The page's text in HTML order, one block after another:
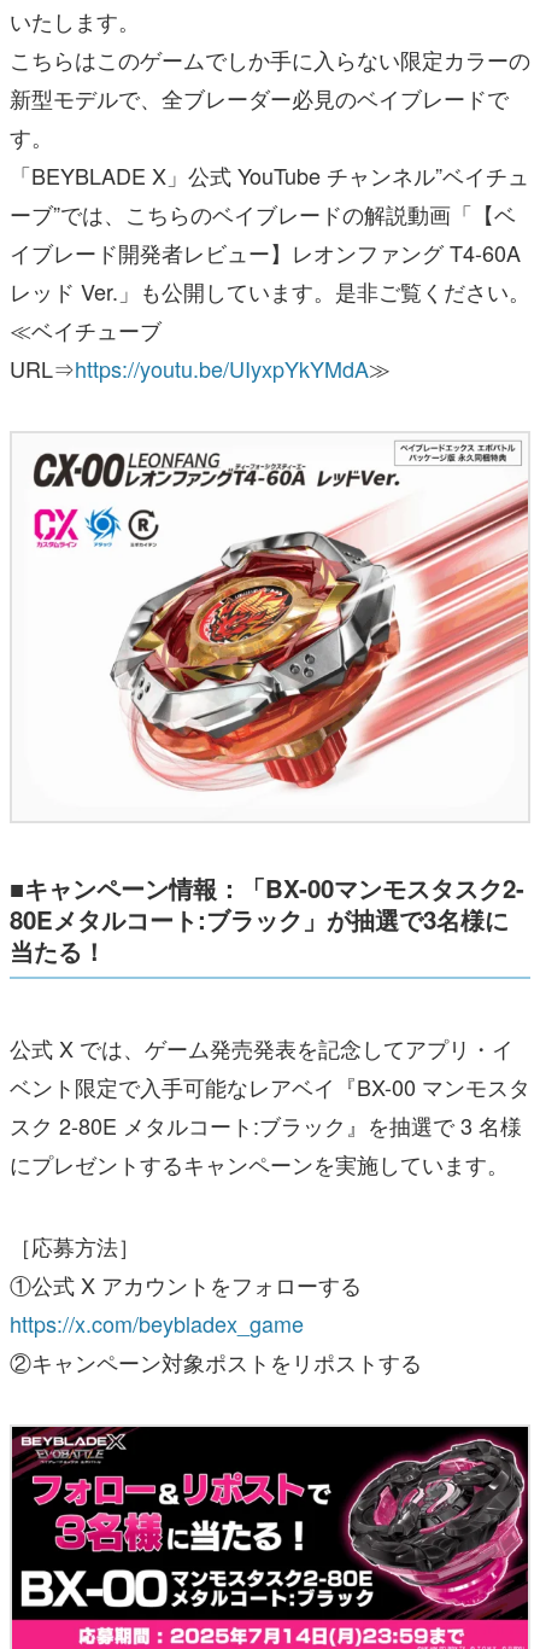
いたします。
こちらはこのゲームでしか手に入らない限定カラーの
新型モデルで、全ブレーダー必見のベイブレードで
す。
「BEYBLADE X」公式 YouTube チャンネル”ベイチュ
ーブ”では、こちらのベイブレードの解説動画「【ベ
イブレード開発者レビュー】レオンファング T4-60A
レッド Ver.」も公開しています。是非ご覧ください。
≪ベイチューブ
URL⇒https://youtu.be/UIyxpYkYMdA≫
■キャンペーン情報：「BX-00マンモスタスク2-
80Eメタルコート:ブラック」が抽選で3名様に
当たる！
公式 X では、ゲーム発売発表を記念してアプリ・イ
ベント限定で入手可能なレアベイ『BX-00 マンモスタ
スク 2-80E メタルコート:ブラック』を抽選で 3 名様
にプレゼントするキャンペーンを実施しています。
［応募方法］
①公式 X アカウントをフォローする
https://x.com/beybladex_game
②キャンペーン対象ポストをリポストする